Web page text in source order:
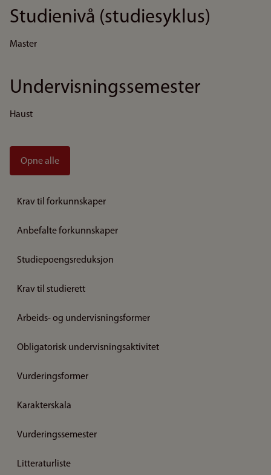
Studienivå (studiesyklus)
Master
Undervisningssemester
Haust
Opne alle
Krav til forkunnskaper
Anbefalte forkunnskaper
Studiepoengsreduksjon
Krav til studierett
Arbeids- og undervisningsformer
Obligatorisk undervisningsaktivitet
Vurderingsformer
Karakterskala
Vurderingssemester
Litteraturliste